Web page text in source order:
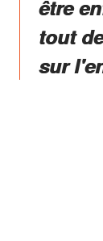
être
tout
sur